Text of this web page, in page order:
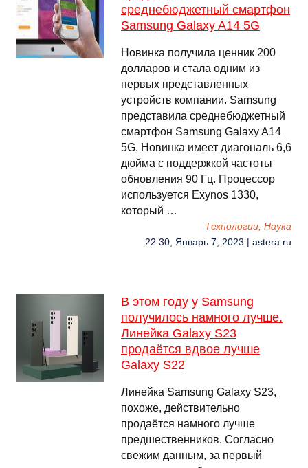
среднебюджетный смартфон
Samsung Galaxy A14 5G
Новинка получила ценник 200
долларов и стала одним из
первых представленных
устройств компании. Samsung
представила среднебюджетный
смартфон Samsung Galaxy A14
5G. Новинка имеет диагональ 6,6
дюйма с поддержкой частоты
обновления 90 Гц. Процессор
используется Exynos 1330,
который …
Технологии, Наука
22:30, Январь 7, 2023 | astera.ru
В этом году у Samsung
получилось намного лучше.
Линейка Galaxy S23
продаётся вдвое лучше
Galaxy S22
Линейка Samsung Galaxy S23,
похоже, действительно
продаётся намного лучше
предшественников. Согласно
свежим данным, за первый